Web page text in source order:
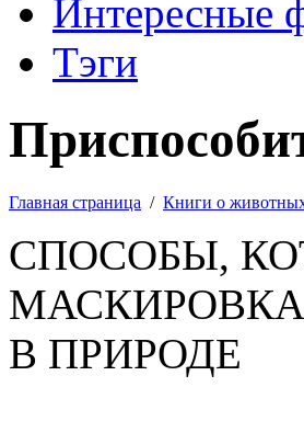
Интересные
Тэги
Главная страница / Книги о
СПОСОБЫ,
МАСКИРОВКА
В ПРИРОДЕ